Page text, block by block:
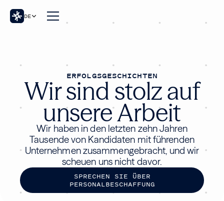
DE
ERFOLGSGESCHICHTEN
Wir sind stolz auf
unsere Arbeit
Wir haben in den letzten zehn Jahren
Tausende von Kandidaten mit führenden
Unternehmen zusammengebracht, und wir
scheuen uns nicht davor.
SPRECHEN SIE ÜBER
PERSONALBESCHAFFUNG